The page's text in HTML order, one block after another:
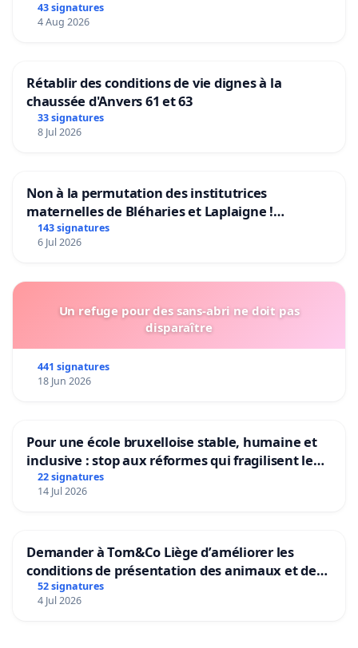
43 signatures
4 Aug 2026
Rétablir des conditions de vie dignes à la
chaussée d'Anvers 61 et 63
33 signatures
8 Jul 2026
Non à la permutation des institutrices
maternelles de Bléharies et Laplaigne !
Préservons la stabilité de nos enfants.
143 signatures
6 Jul 2026
Un refuge pour des sans-abri ne doit pas
disparaître
441 signatures
18 Jun 2026
Pour une école bruxelloise stable, humaine et
inclusive : stop aux réformes qui fragilisent le
primaire
22 signatures
14 Jul 2026
Demander à Tom&Co Liège d’améliorer les
conditions de présentation des animaux et de
mettre fin à la vente d’animaux en magasin
52 signatures
4 Jul 2026